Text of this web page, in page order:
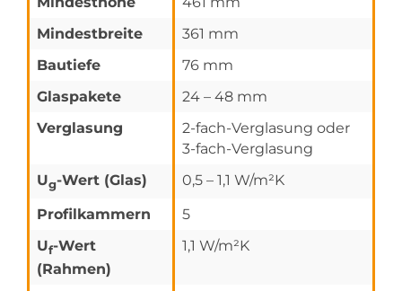
Mindestbreite
361 mm
Bautiefe
76 mm
Glaspakete
24 – 48 mm
Verglasung
2-fach-Verglasung oder
3-fach-Verglasung
Ug-Wert (Glas)
0,5 – 1,1 W/m²K
Profilkammern
5
Uf-Wert
(Rahmen)
1,1 W/m²K